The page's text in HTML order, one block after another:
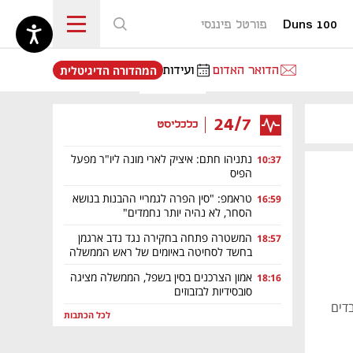
Duns 100 פורטל פיננסי
הדואר האדום ועידות
נפתח בכרטיסייה חדשה
המהדורה הדיגיטלית
24/7 כלכליסט
10:37 נתניהו חתם: איציק לארי מונה ליו"ר מפעל
הפיס
16:59 טראמפ: "סין הפרה לגמריי ההבנות בנושא
הסחר, לא נהיה יותר נחמדים"
18:57 המשטרה פתחה בחקירה נגד נדב ארגמן
בחשד לסחיטה באיומים של ראש הממשלה
18:16 אמון הצרכנים בסין בשפל, הממשלה מציגה
סובסידיות לבזבוזים
לכל הכתבות
גוגל מעסיקה היום כ־2,000 עובדים